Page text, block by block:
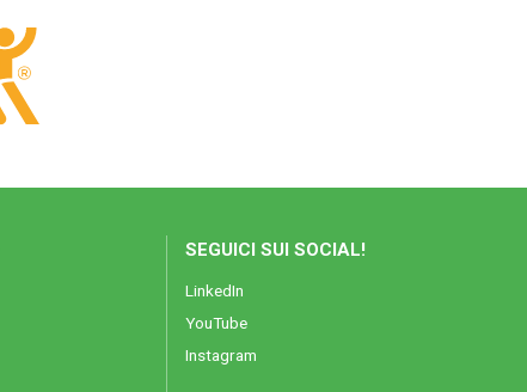
SEGUICI SUI SOCIAL!
LinkedIn
YouTube
Instagram